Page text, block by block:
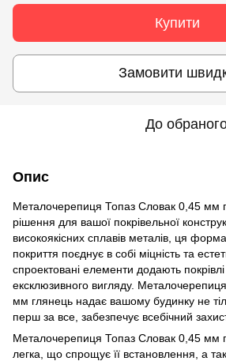
Купити
Замовити
До
Опис
Металочерепиця Топаз Словак 0,45 мм
рішення для вашої покрівельної
високоякісних сплавів металів, ця
покриття поєднує в собі міцність та
спроектовані елементи додають
ексклюзивного вигляду.
мм глянець надає вашому будинку не
перш за все, забезпечує всебічний
Металочерепиця Топаз Словак 0,45 мм
легка, що спрощує її встановлення, а